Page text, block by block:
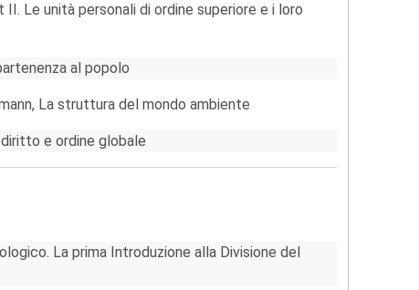
Le unità personali di ordine superiore e i loro
al popolo
La struttura del mondo ambiente
diritto e ordine globale
La prima Introduzione alla Divisione del